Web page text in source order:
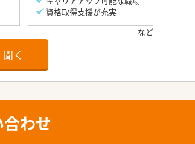
資格取得支援が充実
く
わせ